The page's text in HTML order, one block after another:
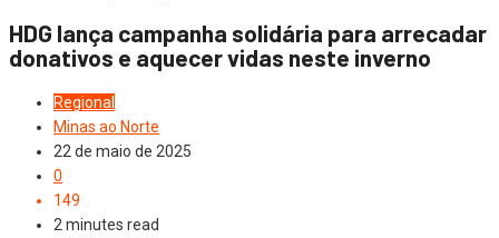
HDG lança campanha solidária para arrecadar
donativos e aquecer vidas neste inverno
Regional
Minas ao Norte
22 de maio de 2025
0
149
2 minutes read